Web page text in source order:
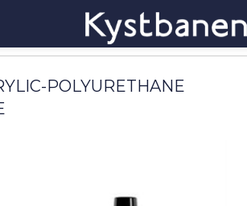
POLYURETHANE